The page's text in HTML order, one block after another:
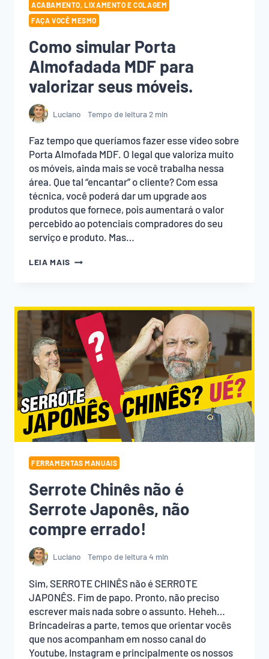
ACABAMENTO, LIXAMENTO E COLAGEM
FAÇA VOCÊ MESMO
Como simular Porta
Almofadada MDF para
valorizar seus móveis.
Luciano Tempo de leitura2 min
Faz tempo que queríamos fazer esse vídeo sobre
Porta Almofada MDF. O legal que valoriza muito
os móveis, ainda mais se você trabalha nessa
área. Que tal “encantar” o cliente? Com essa
técnica, você poderá dar um upgrade aos
produtos que fornece, pois aumentará o valor
percebido ao potenciais compradores do seu
serviço e produto. Mas…
LEIA MAIS COMO
MDF
PARA
VALORIZAR
SEUS
MÓVEIS.
FERRAMENTAS MANUAIS
Serrote Chinês não é
Serrote Japonês, não
compre errado!
Luciano Tempo de leitura4 min
Sim, SERROTE CHINÊS não é SERROTE
JAPONÊS. Fim de papo. Pronto, não preciso
escrever mais nada sobre o assunto. Heheh…
Brincadeiras a parte, temos que orientar vocês
que nos acompanham em nosso canal do
Youtube, Instagram e principalmente os nossos